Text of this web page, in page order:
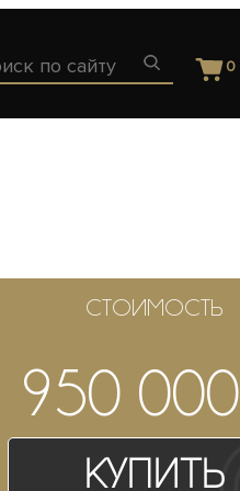
0
СТОИМОСТЬ
950 000
Купить